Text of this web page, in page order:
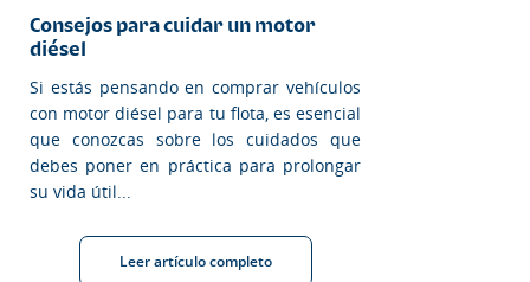
Consejos para cuidar un motor
diésel
Si estás pensando en comprar vehículos
con motor diésel para tu flota, es esencial
que conozcas sobre los cuidados que
debes poner en práctica para prolongar
su vida útil...
Leer artículo completo